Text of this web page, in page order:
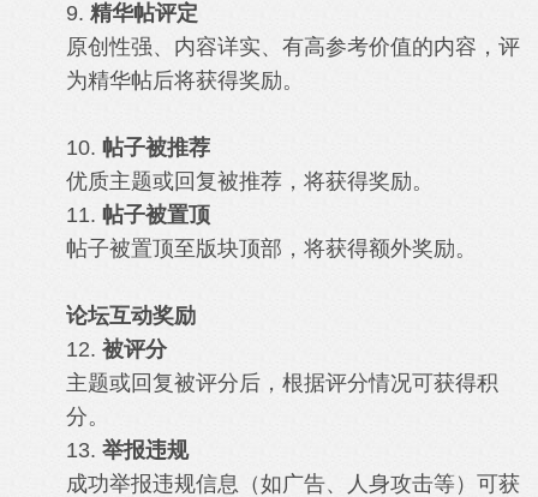
9. 精华帖评定
原创性强、内容详实、有高参考价值的内容，评
为精华帖后将获得奖励。
10. 帖子被推荐
优质主题或回复被推荐，将获得奖励。
11. 帖子被置顶
帖子被置顶至版块顶部，将获得额外奖励。
论坛互动奖励
12. 被评分
主题或回复被评分后，根据评分情况可获得积
分。
13. 举报违规
成功举报违规信息（如广告、人身攻击等）可获